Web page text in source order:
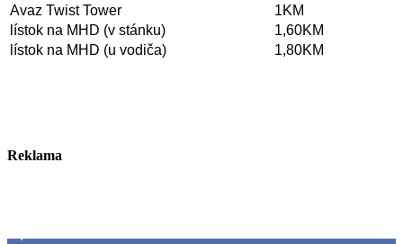
Avaz Twist Tower
1KM
lístok na MHD (v stánku)
1,60KM
lístok na MHD (u vodiča)
1,80KM
Reklama